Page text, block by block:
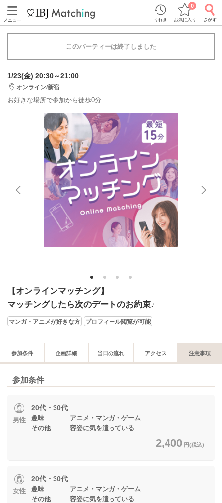
メニュー りれき お気に入り
0
さがす
このパーティーは終了しました
1/23(金) 20:30～21:00
オンライン/新宿
お好きな場所で参加から徒歩0分
1 2 3 4
【オンラインマッチング】
マッチングしたら次のデートのお約束♪
マンガ・アニメが好きな方 プロフィール閲覧が可能
参加条件 企画詳細 当日の流れ アクセス 注意事項
参加条件
男性
20代・30代
趣味 アニメ・マンガ・ゲーム
その他 容姿に気を遣っている
2,400 円(税込)
女性
20代・30代
趣味 アニメ・マンガ・ゲーム
その他 容姿に気を遣っている